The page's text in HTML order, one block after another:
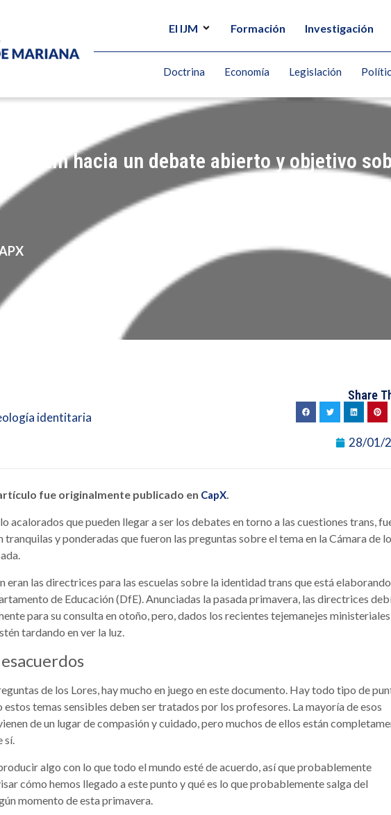
El IJM Formación Investigación
Doctrina Economía Legislación
por fin hacia un debate abierto y objetivo
identitaria
Share
28/01/
fue originalmente publicado en CapX.
acalorados que pueden llegar a ser los debates en torno a las cuestiones trans,
tranquilas y ponderadas que fueron las preguntas sobre el tema en la Cámara de
eran las directrices para las escuelas sobre la identidad trans que está elaborando
de Educación (DfE). Anunciadas la pasada primavera, las directrices
para su consulta en otoño, pero, dados los recientes tejemanejes
tardando en ver la luz.
de los Lores, hay mucho en juego en este documento. Hay todo tipo de
temas sensibles deben ser tratados por los profesores. La mayoría de esos
de un lugar de compasión y cuidado, pero muchos de ellos están
sí.
algo con lo que todo el mundo esté de acuerdo, así que probablemente
cómo hemos llegado a este punto y qué es lo que probablemente salga del
momento de esta primavera.